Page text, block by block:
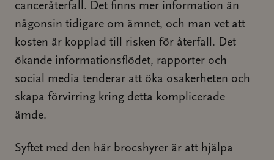
canceråterfall. Det finns mer information än
någonsin tidigare om ämnet, och man vet att
kosten är kopplad till risken för återfall. Det
ökande informationsflödet, rapporter och
social media tenderar att öka osakerheten och
skapa förvirring kring detta komplicerade
ämde.
Syftet med den här brocshyrer är att hjälpa